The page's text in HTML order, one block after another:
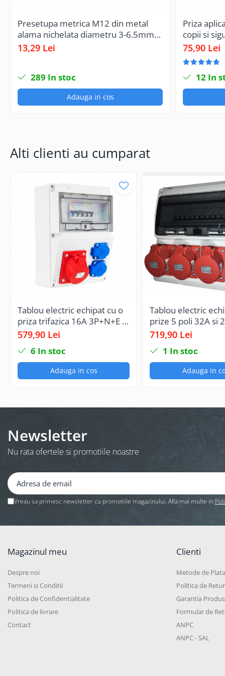
Presetupa metrica M12 din metal
alama nichelata diametru 3-6.5mm
IP68
13,29 Lei
289 In stoc
Adauga in cos
Priza
copii si
75,90 Lei
12 In
Alti clienti au cumparat
Tablou electric echipat cu o
priza trifazica 16A 3P+N+E si
2 prize monofazice schuko
SCHNEIDER, organizare de
santier, distributie IP44
579,90 Lei
6 In stoc
Adauga in cos
Tablou electric
prize 5 poli 32A si
monofazice schuko
santier plastic IP44
719,90 Lei
1 In stoc
Adauga in
Newsletter
Nu rata ofertele si promotiile noastre
Vreau sa primesc newsletter cu promotiile magazinului. Afla mai multe in
Magazinul meu
Despre noi
Termeni si Conditii
Politica de Confidentialitate
Politica de livrare
Contact
Clienti
Metode de Plata
Politica de Retur
Garantia
Formular de
ANPC
ANPC - SAL